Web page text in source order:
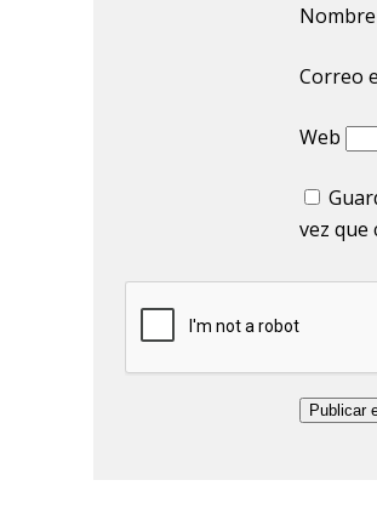
Nombre
Correo
Web
vez que